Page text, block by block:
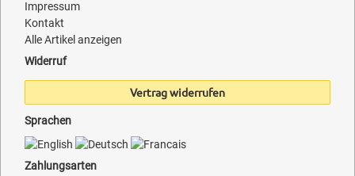
Impressum
Kontakt
Alle Artikel anzeigen
Widerruf
Vertrag widerrufen
Sprachen
Zahlungsarten